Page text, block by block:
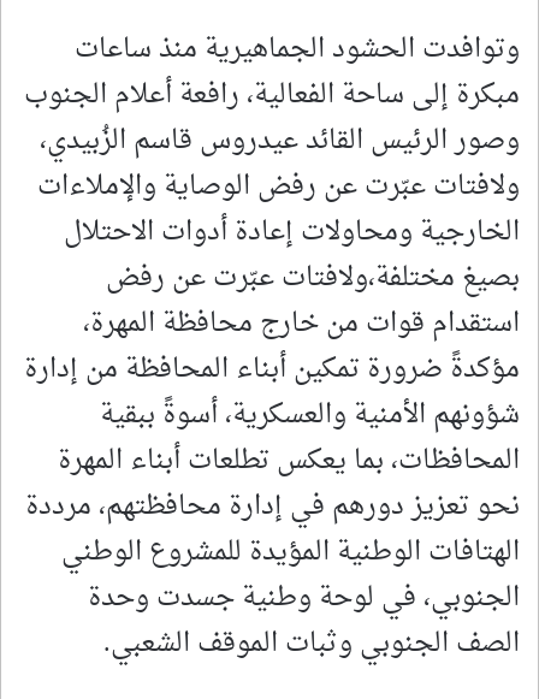
وتوافدت الحشود الجماهيرية منذ ساعات
مبكرة إلى ساحة الفعالية، رافعة أعلام الجنوب
وصور الرئيس القائد عيدروس قاسم الزُبيدي،
ولافتات عبّرت عن رفض الوصاية والإملاءات
الخارجية ومحاولات إعادة أدوات الاحتلال
بصيغ مختلفة،ولافتات عبّرت عن رفض
استقدام قوات من خارج محافظة المهرة،
مؤكدةً ضرورة تمكين أبناء المحافظة من إدارة
شؤونهم الأمنية والعسكرية، أسوةً ببقية
المحافظات، بما يعكس تطلعات أبناء المهرة
نحو تعزيز دورهم في إدارة محافظتهم، مرددة
الهتافات الوطنية المؤيدة للمشروع الوطني
الجنوبي، في لوحة وطنية جسدت وحدة
الصف الجنوبي وثبات الموقف الشعبي.